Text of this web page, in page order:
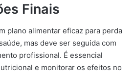
Finais
plano alimentar eficaz para perda
mas deve ser seguida com
profissional. É essencial
e monitorar os efeitos no